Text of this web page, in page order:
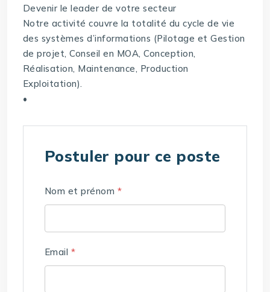
Devenir le leader de votre secteur
Notre activité couvre la totalité du cycle de vie
des systèmes d’informations (Pilotage et Gestion
de projet, Conseil en MOA, Conception,
Réalisation, Maintenance, Production
Exploitation).
•
Postuler pour ce poste
Nom et prénom *
Email *